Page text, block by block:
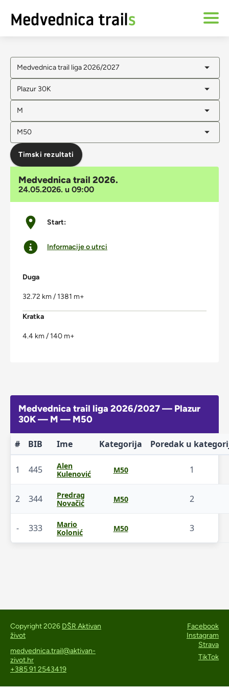
Medvednica trail liga 2026/2027
Plazur 30K
M
M50
Timski rezultati
Medvednica trail 2026.
24.05.2026. u 09:00
Start:
Informacije o utrci
Duga
32.72 km / 1381 m+
Kratka
4.4 km / 140 m+
Medvednica trail liga 2026/2027 — Plazur
30K — M — M50
# BIB Ime Kategorija Poredak u
1 445
Alen
Kulenović
M50 1
2 344
Predrag
Novačić
M50 2
- 333
Mario
Kolonić
M50 3
Copyright 2026 DŠR Aktivan
život
medvednica.trail@aktivan-
zivot.hr
+385 91 2543419
Facebook
Instagram
Strava
TikTok